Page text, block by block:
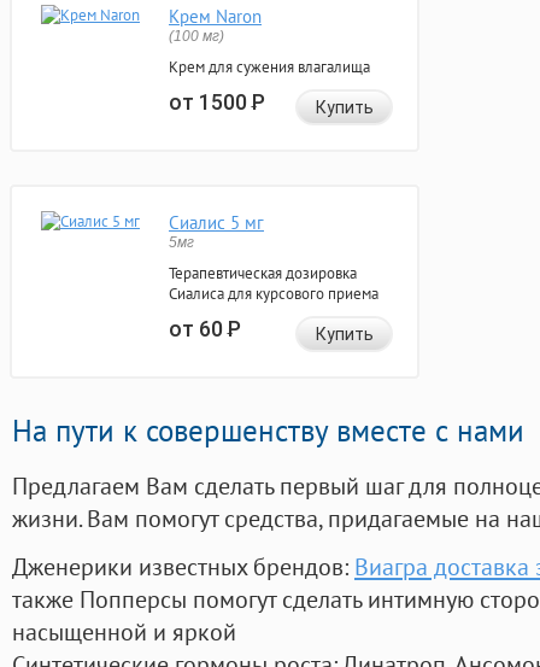
Крем Naron
(100 мг)
Крем для сужения влагалища
от 1500Р Купить
Сиалис 5 мг
5мг
Терапевтическая дозировка
Сиалиса для курсового приема
от 60Р Купить
На пути к совершенству вместе с нами
Предлагаем Вам сделать первый шаг для
жизни. Вам помогут средства, придагаемые на
Дженерики известных брендов: Виагра доставка
также Попперсы помогут сделать интимную
насыщенной и яркой